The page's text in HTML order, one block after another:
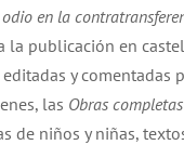
en la
la publicación en
y comentadas
las Obras
de niños y niñas,